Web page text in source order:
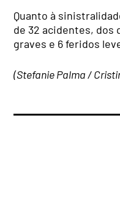
Quanto à
de 32 acidentes, dos
graves e 6 feridos
(Stefanie Palma /